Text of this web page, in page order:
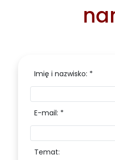
Imię i nazwisko: *
E-mail: *
Temat: